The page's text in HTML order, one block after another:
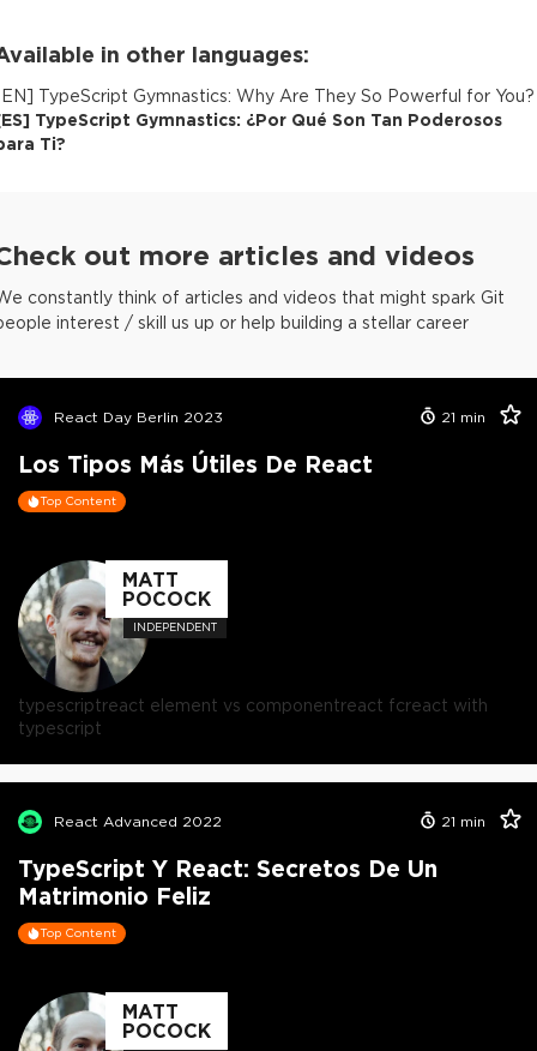
in other languages:
EN] TypeScript Gymnastics: Why Are They So Powerful for You?
ES] TypeScript Gymnastics: ¿Por Qué Son Tan Poderosos
Ti?
out more articles and videos
constantly think of articles and videos that might spark Git
interest / skill us up or help building a stellar career
React Day Berlin 2023 21 min
Los Tipos Más Útiles De React
Top Content
MATT
POCOCK
INDEPENDENT
typescriptreact element vs componentreact fcreact with
typescript
React Advanced 2022 21 min
TypeScript Y React: Secretos De Un
Matrimonio Feliz
Top Content
MATT
POCOCK